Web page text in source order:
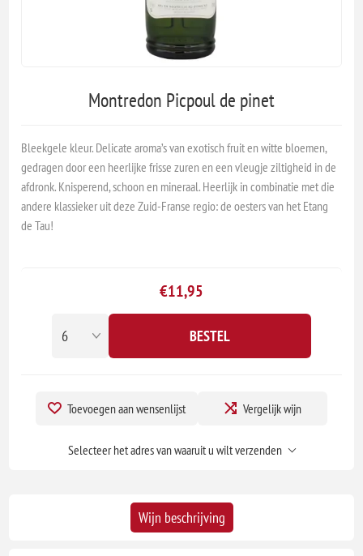
Montredon Picpoul de pinet
Bleekgele kleur. Delicate aroma’s van exotisch fruit en witte bloemen,
gedragen door een heerlijke frisse zuren en een vleugje ziltigheid in de
afdronk. Knisperend, schoon en mineraal. Heerlijk in combinatie met die
andere klassieker uit deze Zuid-Franse regio: de oesters van het Etang
de Tau!
€11,95
BESTEL
Toevoegen aan wensenlijst Vergelijk wijn
Selecteer het adres van waaruit u wilt verzenden
Wijn beschrijving